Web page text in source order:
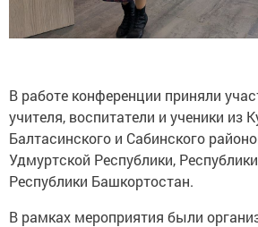
В работе конференции приняли
учителя, воспитатели и ученики из
Балтасинского и Сабинского
Удмуртской Республики,
Республики Башкортостан.
В рамках мероприятия были